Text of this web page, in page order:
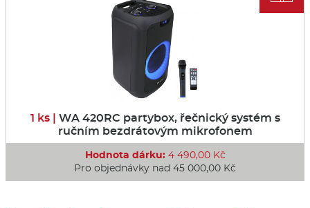
1 ks | WA 420RC partybox, řečnický systém s
ručním bezdrátovým mikrofonem
Hodnota dárku:4 490,00 Kč
Pro objednávky nad 45 000,00 Kč